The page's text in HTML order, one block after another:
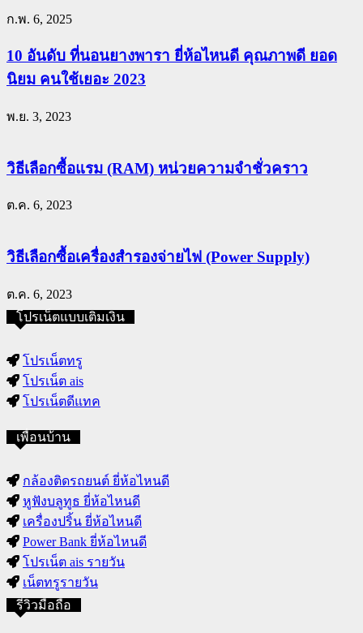
ก.พ. 6, 2025
10 อันดับ ที่นอนยางพารา ยี่ห้อไหนดี คุณภาพดี ยอด
นิยม คนใช้เยอะ 2023
พ.ย. 3, 2023
วิธีเลือกซื้อแรม (RAM) หน่วยความจำชั่วคราว
ต.ค. 6, 2023
วิธีเลือกซื้อเครื่องสำรองจ่ายไฟ (Power Supply)
ต.ค. 6, 2023
โปรเน็ตแบบเติมเงิน
โปรเน็ตทรู
โปรเน็ต ais
โปรเน็ตดีแทค
เพื่อนบ้าน
กล้องติดรถยนต์ ยี่ห้อไหนดี
หูฟังบลูทูธ ยี่ห้อไหนดี
เครื่องปริ้น ยี่ห้อไหนดี
Power Bank ยี่ห้อไหนดี
โปรเน็ต ais รายวัน
เน็ตทรูรายวัน
รีวิวมือถือ